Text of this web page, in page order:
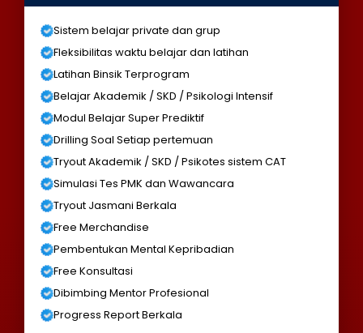
Sistem belajar private dan grup
Fleksibilitas waktu belajar dan latihan
Latihan Binsik Terprogram
Belajar Akademik / SKD / Psikologi Intensif
Modul Belajar Super Prediktif
Drilling Soal Setiap pertemuan
Tryout Akademik / SKD / Psikotes sistem CAT
Simulasi Tes PMK dan Wawancara
Tryout Jasmani Berkala
Free Merchandise
Pembentukan Mental Kepribadian
Free Konsultasi
Dibimbing Mentor Profesional
Progress Report Berkala